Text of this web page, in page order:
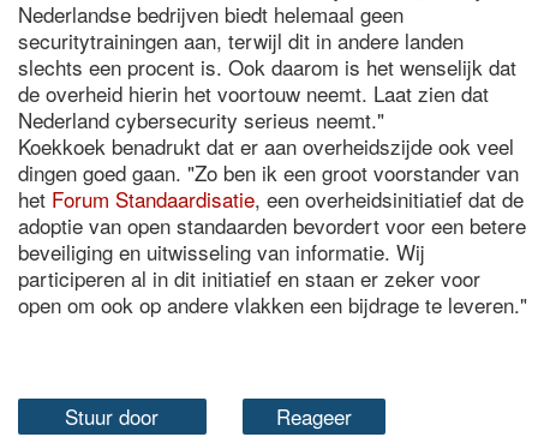
Nederlandse bedrijven biedt helemaal geen
securitytrainingen aan, terwijl dit in andere landen
slechts een procent is. Ook daarom is het wenselijk dat
de overheid hierin het voortouw neemt. Laat zien dat
Nederland cybersecurity serieus neemt."
Koekkoek benadrukt dat er aan overheidszijde ook veel
dingen goed gaan. "Zo ben ik een groot voorstander van
het Forum Standaardisatie, een overheidsinitiatief dat de
adoptie van open standaarden bevordert voor een betere
beveiliging en uitwisseling van informatie. Wij
participeren al in dit initiatief en staan er zeker voor
open om ook op andere vlakken een bijdrage te leveren."
Stuur door Reageer